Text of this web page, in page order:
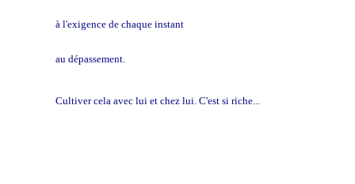
à l'exigence de chaque instant
au dépassement.
Cultiver cela avec lui et chez lui. C'est si riche...